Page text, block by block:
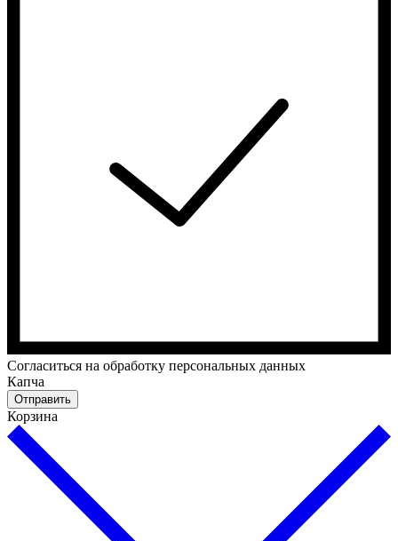
Cогласиться на обработку персональных данных
Капча
Отправить
Корзина